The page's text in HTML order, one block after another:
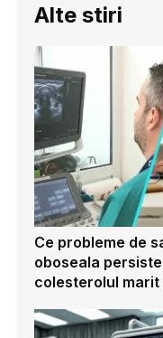
Alte stiri
Ce probleme de
oboseala
colesterolul marit